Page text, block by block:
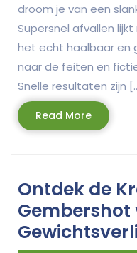
droom je van een
Supersnel afvallen
het echt haalbaar en
naar de feiten en
Snelle resultaten zijn
Read MoreRead
More
Ontdek de
Gembershot